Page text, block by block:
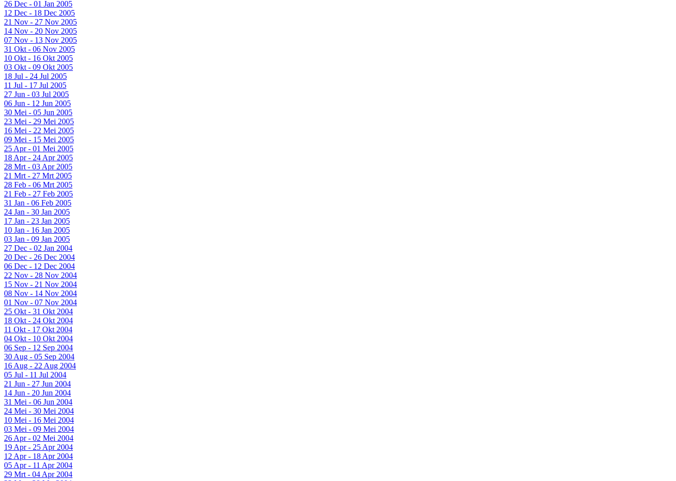
26 Dec - 01 Jan 2005
12 Dec - 18 Dec 2005
21 Nov - 27 Nov 2005
14 Nov - 20 Nov 2005
07 Nov - 13 Nov 2005
31 Okt - 06 Nov 2005
10 Okt - 16 Okt 2005
03 Okt - 09 Okt 2005
18 Jul - 24 Jul 2005
11 Jul - 17 Jul 2005
27 Jun - 03 Jul 2005
06 Jun - 12 Jun 2005
30 Mei - 05 Jun 2005
23 Mei - 29 Mei 2005
16 Mei - 22 Mei 2005
09 Mei - 15 Mei 2005
25 Apr - 01 Mei 2005
18 Apr - 24 Apr 2005
28 Mrt - 03 Apr 2005
21 Mrt - 27 Mrt 2005
28 Feb - 06 Mrt 2005
21 Feb - 27 Feb 2005
31 Jan - 06 Feb 2005
24 Jan - 30 Jan 2005
17 Jan - 23 Jan 2005
10 Jan - 16 Jan 2005
03 Jan - 09 Jan 2005
27 Dec - 02 Jan 2004
20 Dec - 26 Dec 2004
06 Dec - 12 Dec 2004
22 Nov - 28 Nov 2004
15 Nov - 21 Nov 2004
08 Nov - 14 Nov 2004
01 Nov - 07 Nov 2004
25 Okt - 31 Okt 2004
18 Okt - 24 Okt 2004
11 Okt - 17 Okt 2004
04 Okt - 10 Okt 2004
06 Sep - 12 Sep 2004
30 Aug - 05 Sep 2004
16 Aug - 22 Aug 2004
05 Jul - 11 Jul 2004
21 Jun - 27 Jun 2004
14 Jun - 20 Jun 2004
31 Mei - 06 Jun 2004
24 Mei - 30 Mei 2004
10 Mei - 16 Mei 2004
03 Mei - 09 Mei 2004
26 Apr - 02 Mei 2004
19 Apr - 25 Apr 2004
12 Apr - 18 Apr 2004
05 Apr - 11 Apr 2004
29 Mrt - 04 Apr 2004